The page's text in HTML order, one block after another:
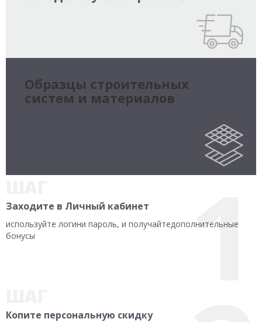
Образцы строительных
систем и материалов
Заходите в Личный кабинет
используйте логини пароль, и получайтедополнительные
бонусы
1
Копите персональную скидку